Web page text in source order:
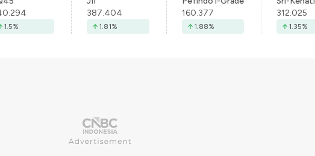
1.5%
387.404
1.81%
160.377
1.88%
312.025
1.35%